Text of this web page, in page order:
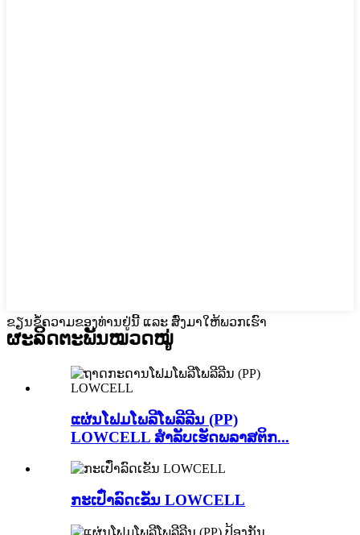
ຂຽນຂໍ້ຄວາມຂອງທ່ານຢູ່ນີ້ ແລະ ສົ່ງມາໃຫ້ພວກເຮົາ
ຜະລິດຕະພັນໝວດໝູ່
ແຜ່ນໂຟມໂພລີໂພລີລີນ (PP)
LOWCELL ສຳລັບເຮັດພລາສຕິກ...
ກະເປົ໋າລົດເຂັນ LOWCELL